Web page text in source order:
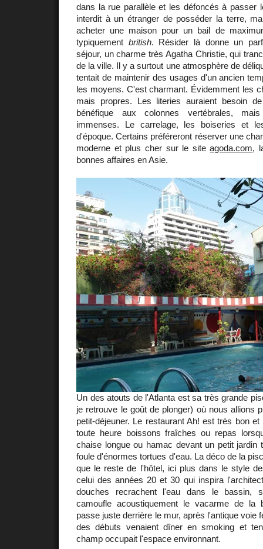
dans la rue parallèle et les défoncés à passer
interdit à un étranger de posséder la terre,
acheter une maison pour un bail de
typiquement british. Résider là donne un
séjour, un charme très Agatha Christie, qui
de la ville. Il y a surtout une atmosphère de
tentait de maintenir des usages d'un ancien
les moyens. C'est charmant. Évidemment les
mais propres. Les literies auraient besoin
bénéfique aux colonnes vertébrales,
immenses. Le carrelage, les boiseries et
d'époque. Certains préféreront réserver une
moderne et plus cher sur le siteagoda.com,
bonnes affaires en Asie.
Un des atouts de l'Atlanta est sa très grande
je retrouve le goût de plonger) où nous allions
petit-déjeuner. Le restaurant Ah! est très bon
toute heure boissons fraîches ou repas
chaise longue ou hamac devant un petit jardin
foule d'énormes tortues d'eau. La déco de la
que le reste de l'hôtel, ici plus dans le style
celui des années 20 et 30 qui inspira
douches recrachent l'eau dans le bassin,
camoufle acoustiquement le vacarme de la
passe juste derrière le mur, après l'antique voie
des débuts venaient dîner en smoking et
champ occupait l'espace environnant.